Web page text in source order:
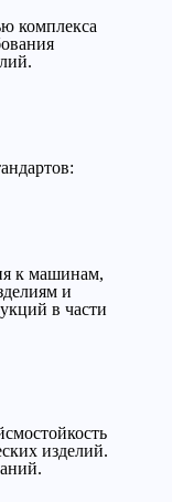
комплекса
к машинам,
и
в части
изделий.